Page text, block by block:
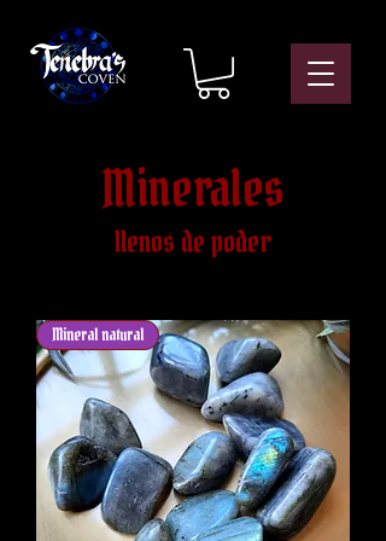
Minerales
llenos de poder
Mineral natural